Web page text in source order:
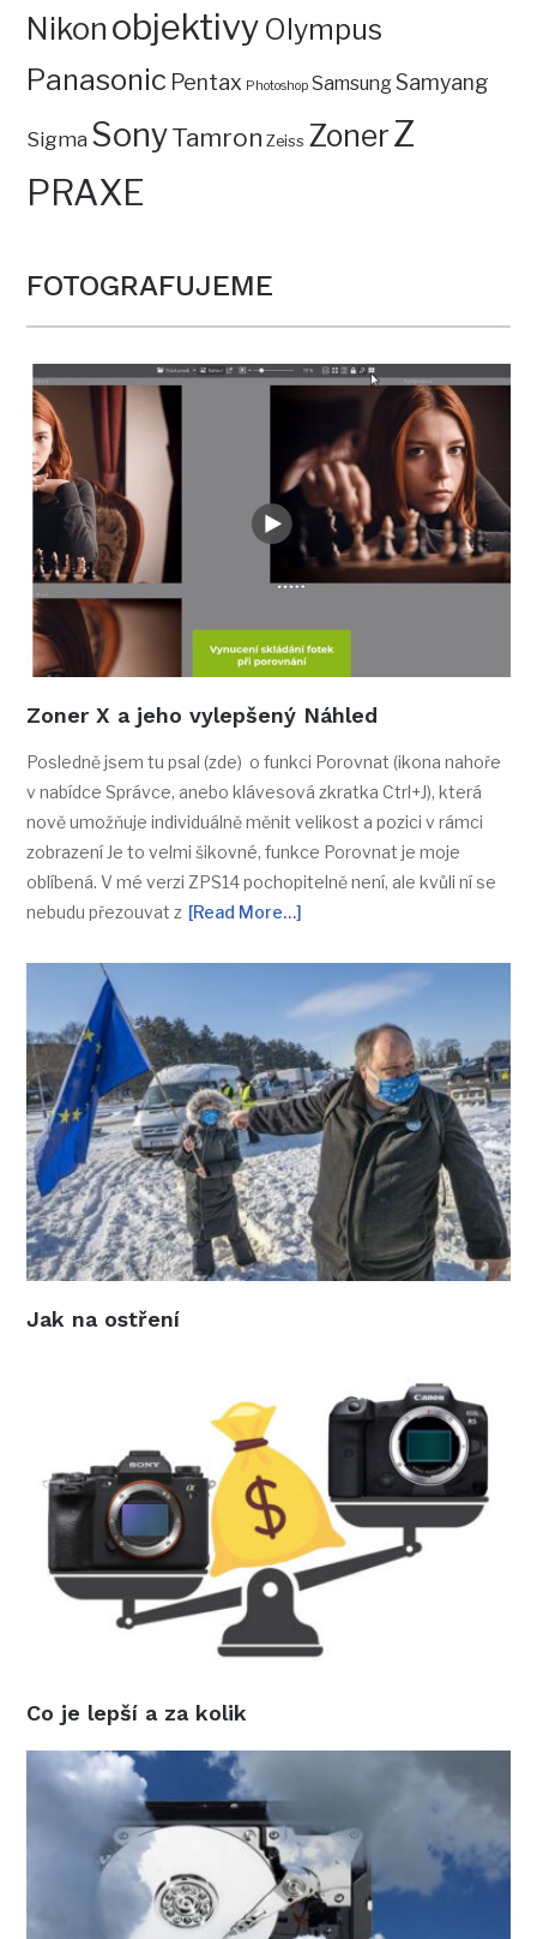
Nikon objektivy Olympus
Panasonic Pentax Photoshop SamsungSamyang
Sigma SonyTamron Zeiss ZonerZ
PRAXE
FOTOGRAFUJEME
Zoner X a jeho vylepšený Náhled
Posledně jsem tu psal (zde) o funkci Porovnat (ikona nahoře
v nabídce Správce, anebo klávesová zkratka Ctrl+J), která
nově umožňuje individuálně měnit velikost a pozici v rámci
zobrazení Je to velmi šikovné, funkce Porovnat je moje
oblíbená. V mé verzi ZPS14 pochopitelně není, ale kvůli ní se
nebudu přezouvat z [Read More…]
Jak na ostření
Co je lepší a za kolik